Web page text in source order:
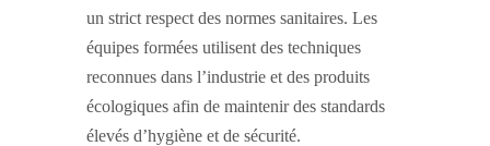
un strict respect des normes sanitaires. Les
équipes formées utilisent des techniques
reconnues dans l’industrie et des produits
écologiques afin de maintenir des standards
élevés d’hygiène et de sécurité.